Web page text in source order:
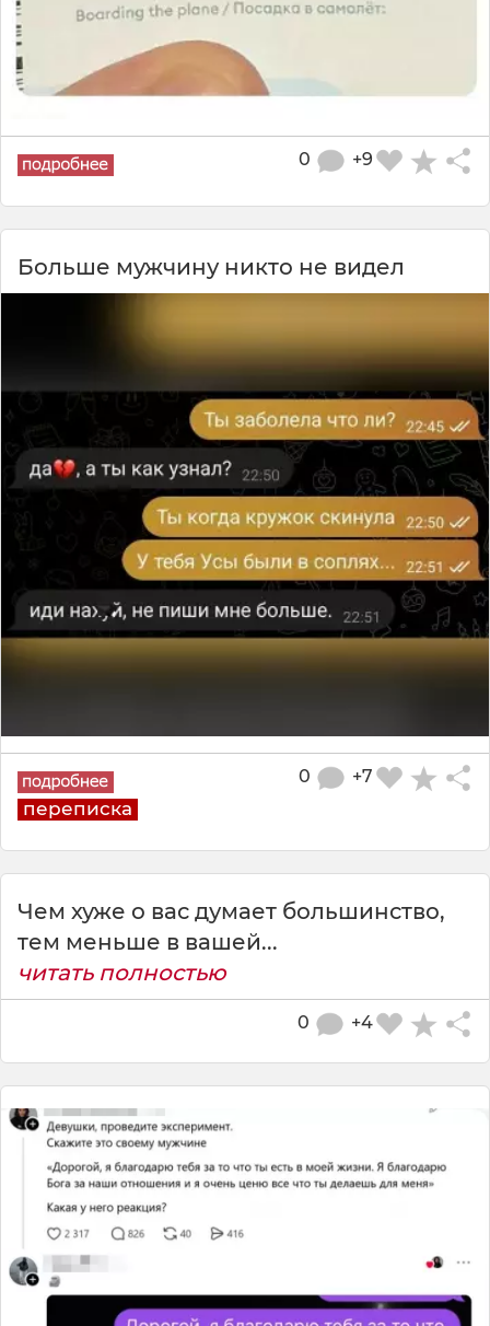
+9
0
Больше мужчину никто не видел
переписка
+7
0
Чем хуже о вас думает большинство,
тем меньше в вашей...
читать полностью
+4
0